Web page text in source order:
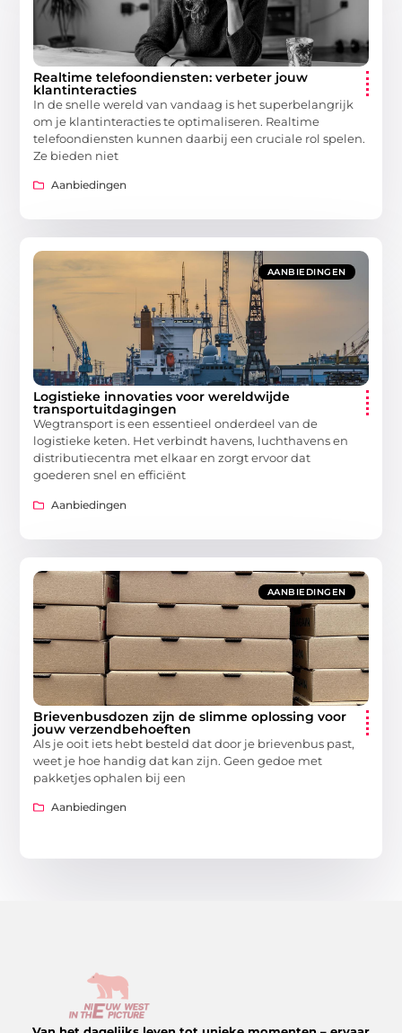
Realtime telefoondiensten: verbeter jouw
klantinteracties
In de snelle wereld van vandaag is het superbelangrijk
om je klantinteracties te optimaliseren. Realtime
telefoondiensten kunnen daarbij een cruciale rol spelen.
Ze bieden niet
Aanbiedingen
AANBIEDINGEN
Logistieke innovaties voor wereldwijde
transportuitdagingen
Wegtransport is een essentieel onderdeel van de
logistieke keten. Het verbindt havens, luchthavens en
distributiecentra met elkaar en zorgt ervoor dat
goederen snel en efficiënt
Aanbiedingen
AANBIEDINGEN
Brievenbusdozen zijn de slimme oplossing voor
jouw verzendbehoeften
Als je ooit iets hebt besteld dat door je brievenbus past,
weet je hoe handig dat kan zijn. Geen gedoe met
pakketjes ophalen bij een
Aanbiedingen